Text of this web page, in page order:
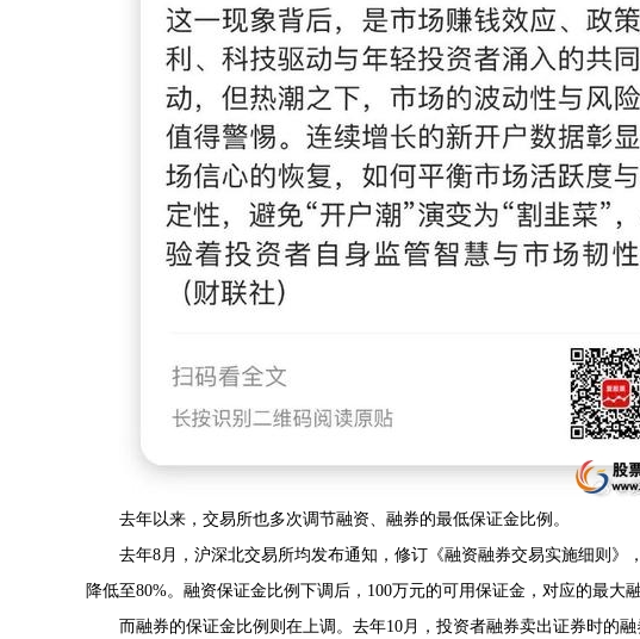
去年以来，交易所也多次调节融资、融券的最低保证金比例。
去年8月，沪深北交易所均发布通知，修订《融资融券交易实施细则
降低至80%。融资保证金比例下调后，100万元的可用保证金，对应的最大
而融券的保证金比例则在上调。去年10月，投资者融券卖出证券时的